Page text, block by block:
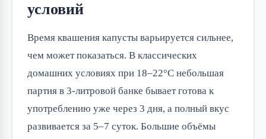
условий
Время квашения капусты варьируется сильнее,
чем может показаться. В классических
домашних условиях при 18–22°C небольшая
партия в 3-литровой банке бывает готова к
употреблению уже через 3 дня, а полный вкус
развивается за 5–7 суток. Большие объёмы